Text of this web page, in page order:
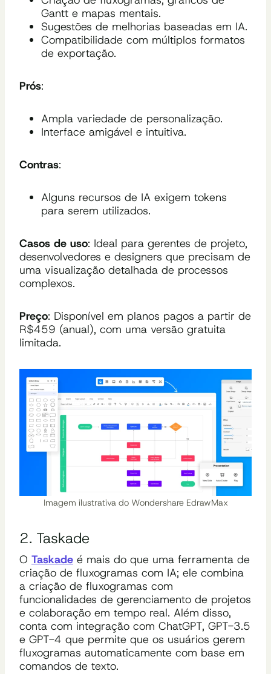
Gantt e mapas mentais.
Sugestões de melhorias baseadas em IA.
Compatibilidade com múltiplos formatos
de exportação.
Prós:
Ampla variedade de personalização.
Interface amigável e intuitiva.
Contras:
Alguns recursos de IA exigem tokens
para serem utilizados.
Casos de uso: Ideal para gerentes de projeto,
desenvolvedores e designers que precisam de
uma visualização detalhada de processos
complexos.
Preço: Disponível em planos pagos a partir de
R$459 (anual), com uma versão gratuita
limitada.
Imagem ilustrativa do Wondershare EdrawMax
2. Taskade
O Taskade é mais do que uma ferramenta de
criação de fluxogramas com IA; ele combina
a criação de fluxogramas com
funcionalidades de gerenciamento de projetos
e colaboração em tempo real. Além disso,
conta com integração com ChatGPT, GPT-3.5
e GPT-4 que permite que os usuários gerem
fluxogramas automaticamente com base em
comandos de texto.